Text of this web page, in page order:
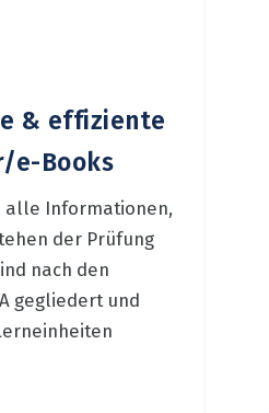
& effiziente
e-Books
alle Informationen,
der Prüfung
nach den
gegliedert und